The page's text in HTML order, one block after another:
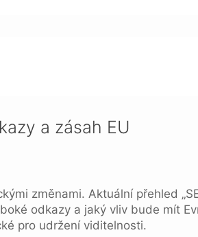
a zásah EU
změnami. Aktuální přehled
odkazy a jaký vliv bude mít
pro udržení viditelnosti.